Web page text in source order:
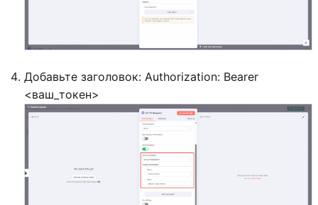
Добавьте заголовок: Authorization: Bearer
<ваш_токен>